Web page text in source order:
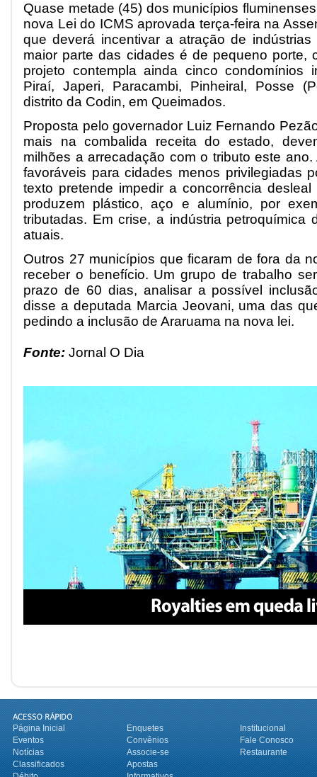
Quase metade (45) dos municípios
nova Lei do ICMS aprovada terça-feira na
que deverá incentivar a atração de
maior parte das cidades é de pequeno porte,
projeto contempla ainda cinco condomínios
Piraí, Japeri, Paracambi, Pinheiral, Posse
distrito da Codin, em Queimados.
Proposta pelo governador Luiz Fernando
mais na combalida receita do estado,
milhões a arrecadação com o tributo este
favoráveis para cidades menos privilegiadas
texto pretende impedir a concorrência
produzem plástico, aço e alumínio, por
tributadas. Em crise, a indústria petroquímica
atuais.
Outros 27 municípios que ficaram de fora da
receber o benefício. Um grupo de trabalho
prazo de 60 dias, analisar a possível
disse a deputada Marcia Jeovani, uma das
pedindo a inclusão de Araruama na nova lei.
Fonte: Jornal O Dia
Página Inicial Enquetes
Institucional
Eventos
Convênios
Fale Conosco
Notícias
Associe-se
Restaurante
Classificados
Apostas